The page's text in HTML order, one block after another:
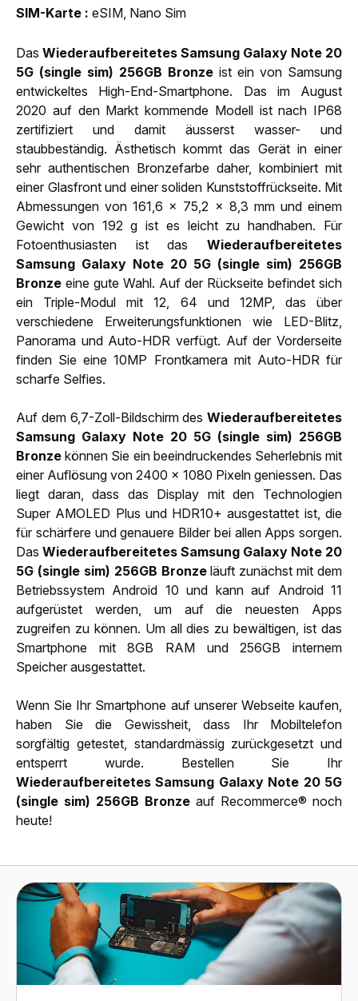
SIM-Karte eSIM, Nano Sim
Das Wiederaufbereitetes Samsung Galaxy Note 20
5G (single sim) 256GB Bronze ist ein von Samsung
entwickeltes High-End-Smartphone. Das im August
2020 auf den Markt kommende Modell ist nach IP68
zertifiziert und damit äusserst wasser- und
staubbeständig. Ästhetisch kommt das Gerät in einer
sehr authentischen Bronzefarbe daher, kombiniert mit
einer Glasfront und einer soliden Kunststoffrückseite. Mit
Abmessungen von 161,6 x 75,2 x 8,3 mm und einem
Gewicht von 192 g ist es leicht zu handhaben. Für
Fotoenthusiasten ist das Wiederaufbereitetes
Samsung Galaxy Note 20 5G (single sim) 256GB
Bronze eine gute Wahl. Auf der Rückseite befindet sich
ein Triple-Modul mit 12, 64 und 12MP, das über
verschiedene Erweiterungsfunktionen wie LED-Blitz,
Panorama und Auto-HDR verfügt. Auf der Vorderseite
finden Sie eine 10MP Frontkamera mit Auto-HDR für
scharfe Selfies.
Auf dem 6,7-Zoll-Bildschirm des Wiederaufbereitetes
Samsung Galaxy Note 20 5G (single sim) 256GB
Bronze können Sie ein beeindruckendes Seherlebnis mit
einer Auflösung von 2400 x 1080 Pixeln geniessen. Das
liegt daran, dass das Display mit den Technologien
Super AMOLED Plus und HDR10+ ausgestattet ist, die
für schärfere und genauere Bilder bei allen Apps sorgen.
Das Wiederaufbereitetes Samsung Galaxy Note 20
5G (single sim) 256GB Bronzeläuft zunächst mit dem
Betriebssystem Android 10 und kann auf Android 11
aufgerüstet werden, um auf die neuesten Apps
zugreifen zu können. Um all dies zu bewältigen, ist das
Smartphone mit 8GB RAM und 256GB internem
Speicher ausgestattet.
Wenn Sie Ihr Smartphone auf unserer Webseite kaufen,
haben Sie die Gewissheit, dass Ihr Mobiltelefon
sorgfältig getestet, standardmässig zurückgesetzt und
entsperrt wurde. Bestellen Sie Ihr
Wiederaufbereitetes Samsung Galaxy Note 20 5G
(single sim) 256GB Bronze auf Recommerce® noch
heute!